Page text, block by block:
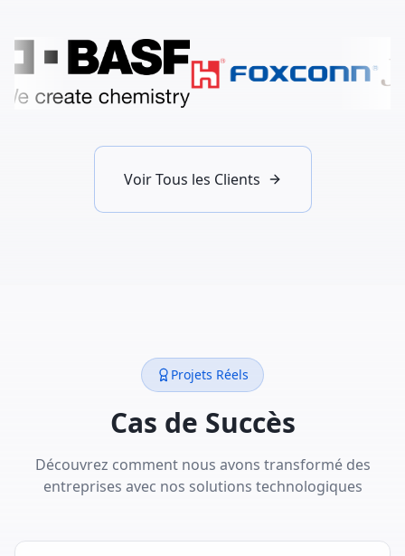
Voir Tous les Clients
Projets Réels
Cas de Succès
Découvrez comment nous avons transformé des
entreprises avec nos solutions technologiques